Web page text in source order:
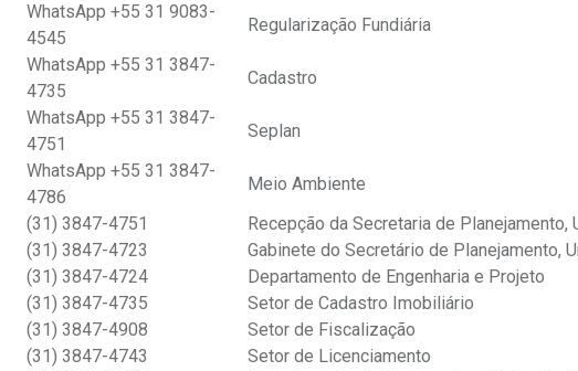
WhatsApp +55 31 9083-
4545
Regularização Fundiária
WhatsApp +55 31 3847-
4735
Cadastro
WhatsApp +55 31 3847-
4751
Seplan
WhatsApp +55 31 3847-
4786
Meio Ambiente
(31) 3847-4751
Recepção da Secretaria de
(31) 3847-4723
Gabinete do Secretário de Planejamento,
(31) 3847-4724
Departamento de Engenharia e Projeto
(31) 3847-4735
Setor de Cadastro Imobiliário
(31) 3847-4908
Setor de Fiscalização
(31) 3847-4743
Setor de Licenciamento